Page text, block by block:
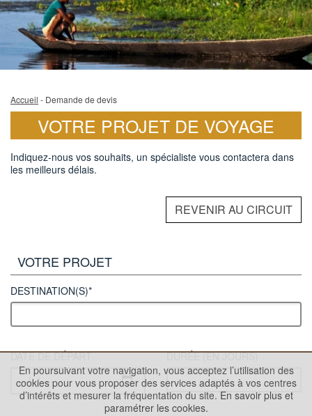
Accueil - Demande de devis
VOTRE PROJET DE VOYAGE
Indiquez-nous vos souhaits, un spécialiste vous contactera dans
les meilleurs délais.
REVENIR AU CIRCUIT
VOTRE PROJET
DESTINATION(S)*
DATE DE DÉPART
DURÉE (EN JOURS)
En poursuivant votre navigation, vous acceptez l’utilisation des
cookies pour vous proposer des services adaptés à vos centres
d’intérêts et mesurer la fréquentation du site. En savoir plus et
paramétrer les cookies.